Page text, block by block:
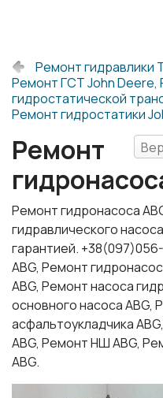
Ремонт гидравлики
Ремонт ГСТ John Deere,
гидростатической
Ремонт гидростатики
Ремонт
Ремонт гидронасоса
гидравлического
гарантией.
ABG, Ремонт
ABG, Ремонт насоса
основного насоса ABG,
асфальтоукладчика
ABG, Ремонт НШ ABG,
ABG.